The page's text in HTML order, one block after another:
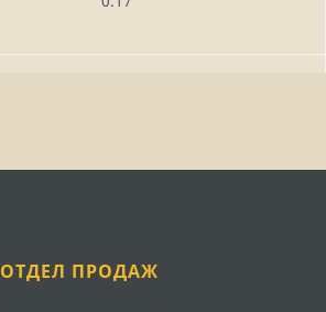
ОТДЕЛ ПРОДАЖ